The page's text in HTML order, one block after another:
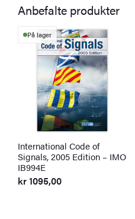
Anbefalte produkter
På lager
International Code of
Signals, 2005 Edition – IMO
IB994E
kr1095,00